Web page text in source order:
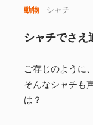
動物 シャチ
シャチでさ
ご存じのように
そんなシャチも
は？